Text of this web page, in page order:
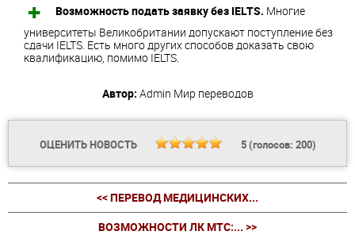
Возможность подать заявку без IELTS. Многие
университеты Великобритании допускают поступление без
сдачи IELTS. Есть много других способов доказать свою
квалификацию, помимо IELTS.
Автор: Admin Мир переводов
ОЦЕНИТЬ НОВОСТЬ 5(голосов: 200)
<< ПЕРЕВОД МЕДИЦИНСКИХ...
ВОЗМОЖНОСТИ ЛК МТС:... >>